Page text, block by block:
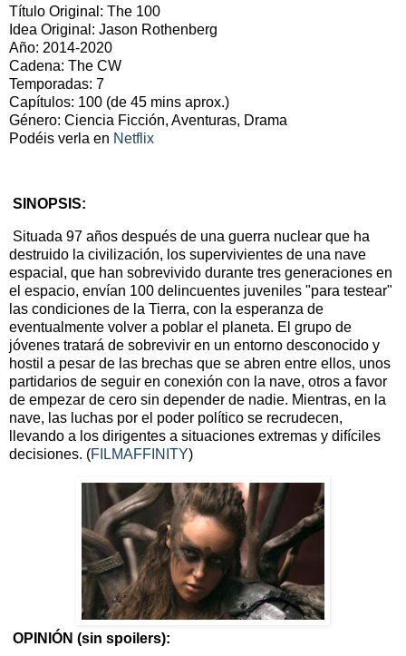
Título Original: The 100
Idea Original: Jason Rothenberg
Año: 2014-2020
Cadena: The CW
Temporadas: 7
Capítulos: 100 (de 45 mins aprox.)
Género: Ciencia Ficción, Aventuras, Drama
Podéis verla en Netflix
SINOPSIS:
Situada 97 años después de una guerra nuclear que ha
destruido la civilización, los supervivientes de una nave
espacial, que han sobrevivido durante tres generaciones en
el espacio, envían 100 delincuentes juveniles "para testear"
las condiciones de la Tierra, con la esperanza de
eventualmente volver a poblar el planeta. El grupo de
jóvenes tratará de sobrevivir en un entorno desconocido y
hostil a pesar de las brechas que se abren entre ellos, unos
partidarios de seguir en conexión con la nave, otros a favor
de empezar de cero sin depender de nadie. Mientras, en la
nave, las luchas por el poder político se recrudecen,
llevando a los dirigentes a situaciones extremas y difíciles
decisiones. (FILMAFFINITY)
OPINIÓN (sin spoilers):